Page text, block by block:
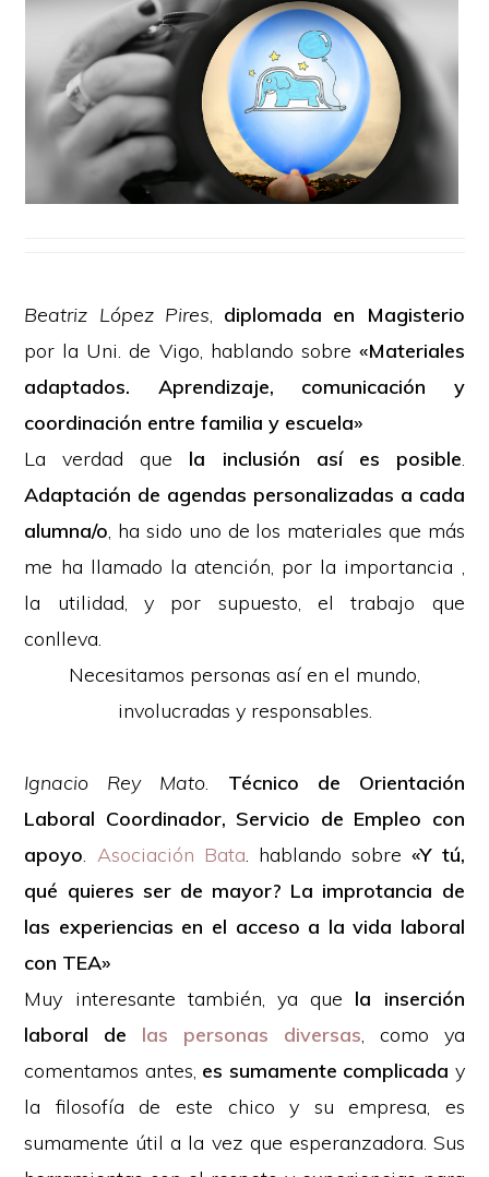
Beatriz López Pires
diplomada en Magisterio
por la Uni. de Vigo, hablando sobre «Materiales
adaptados. Aprendizaje, comunicación y
coordinación entre familia y escuela»
La verdad que la inclusión así es posible
Adaptación de agendas personalizadas a cada
alumna/o , ha sido uno de los materiales que más
me ha llamado la atención, por la importancia ,
la utilidad, y por supuesto, el trabajo que
conlleva.
Necesitamos personas así en el mundo,
involucradas y responsables.
Ignacio Rey Mato
Técnico de Orientación
Laboral Coordinador, Servicio de Empleo con
apoyo
Asociación Bata . hablando sobre«Y tú,
qué quieres ser de mayor? La improtancia de
las experiencias en el acceso a la vida laboral
con TEA»
Muy interesante también, ya que la inserción
laboral de las personas diversas , como ya
comentamos antes, es sumamente complicada y
la filosofía de este chico y su empresa, es
sumamente útil a la vez que esperanzadora. Sus